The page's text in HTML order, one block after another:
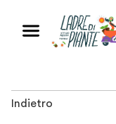
Indietro